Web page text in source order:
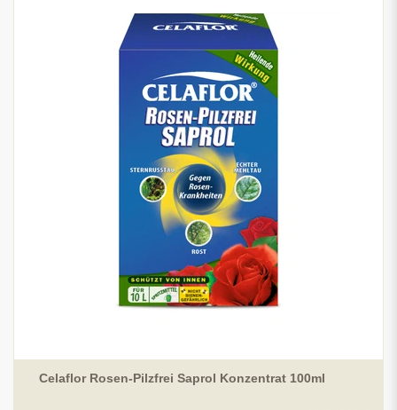
Celaflor Rosen-Pilzfrei Saprol Konzentrat 100ml